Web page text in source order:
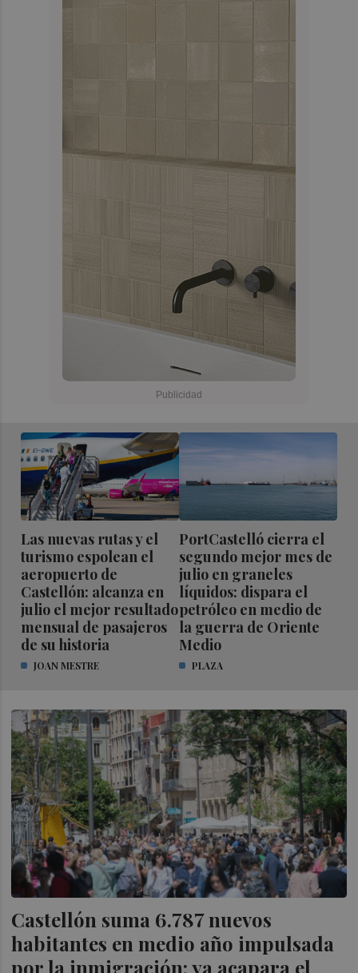
Las nuevas rutas y el
turismo espolean el
aeropuerto de
Castellón: alcanza en
julio el mejor resultado
mensual de pasajeros
de su historia
JOAN MESTRE
PortCastelló cierra el
segundo mejor mes de
julio en graneles
líquidos: dispara el
petróleo en medio de
la guerra de Oriente
Medio
PLAZA
Castellón suma 6.787 nuevos
habitantes en medio año impulsada
por la inmigración: ya acapara el